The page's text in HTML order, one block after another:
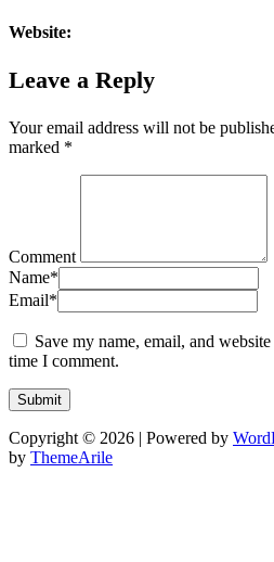
Website:
Leave a Reply
Your email address will not be
marked *
Comment
Name*
Email*
Save my name, email, and
time I comment.
Copyright © 2026 | Powered by
by ThemeArile